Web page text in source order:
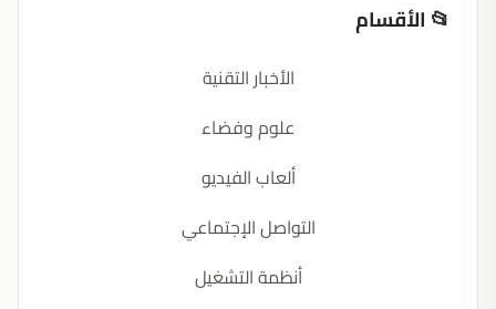
📂 الأقسام
الأخبار التقنية
علوم وفضاء
ألعاب الفيديو
التواصل الإجتماعي
أنظمة التشغيل